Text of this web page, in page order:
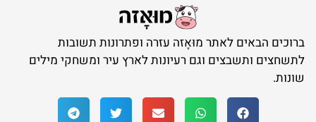
ברוכים הבאים לאתר מוּאָזה עזרה ופתרונות תשובות
לתשחצים ותשבצים וגם רעיונות לארץ עיר ומשחקי מילים
שונות.